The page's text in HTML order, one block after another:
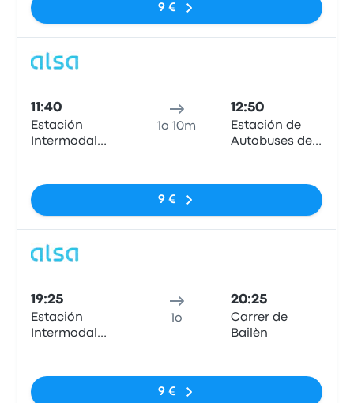
9 €
11:40
Estación
Intermodal
1o 10m
12:50
Estación de
Autobuses de
9 €
19:25
Estación
Intermodal
1o
20:25
Carrer de
Bailèn
9 €